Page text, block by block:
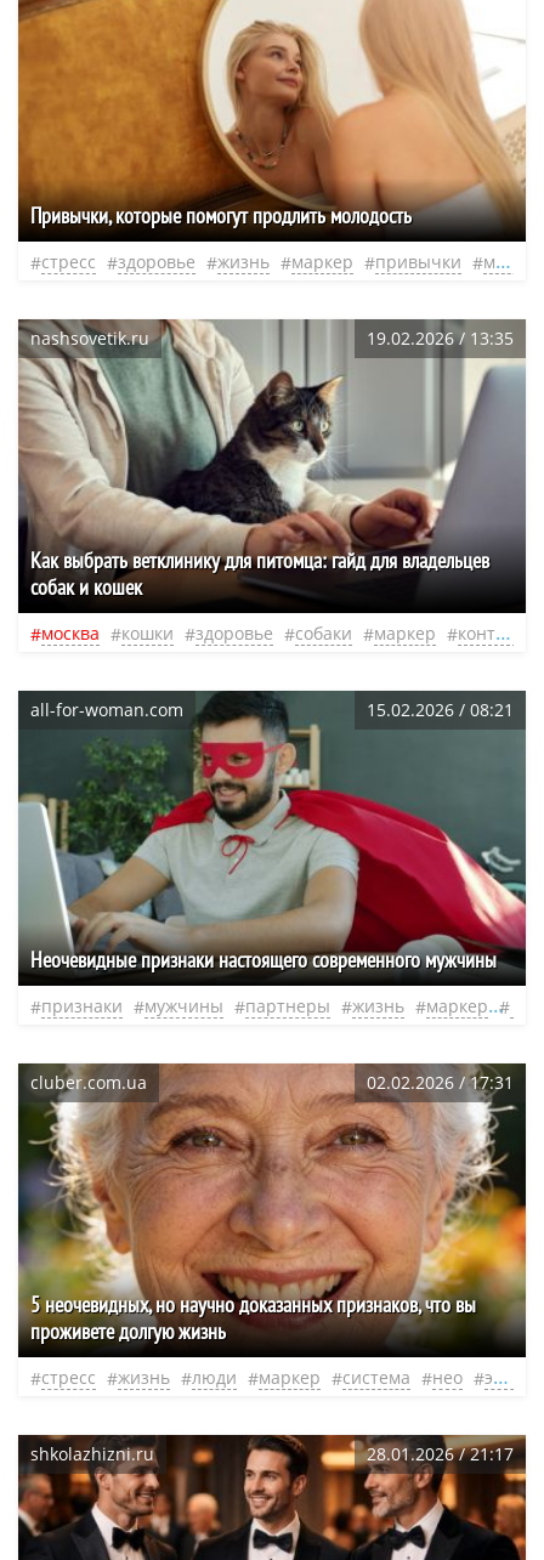
Привычки, которые помогут продлить молодость
стресс здоровье жизнь маркер привычки молодость
nashsovetik.ru 19.02.2026 / 13:35
Как выбрать ветклинику для питомца: гайд для владельцев
собак и кошек
москва кошки здоровье собаки маркер контакт
all-for-woman.com 15.02.2026 / 08:21
Неочевидные признаки настоящего современного мужчины
признаки мужчины партнеры жизнь маркер
cluber.com.ua 02.02.2026 / 17:31
5 неочевидных, но научно доказанных признаков, что вы
проживете долгую жизнь
стресс жизнь люди маркер система нео эфир
shkolazhizni.ru 28.01.2026 / 21:17